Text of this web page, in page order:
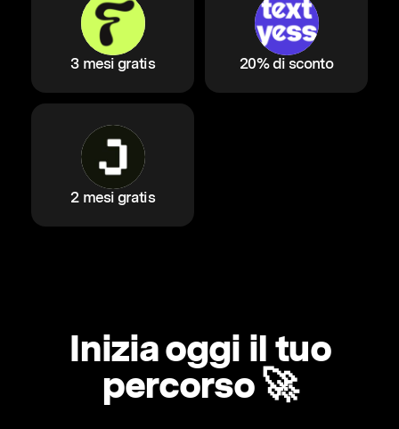
3 mesi gratis 20% di sconto
2 mesi gratis
Inizia oggi il tuo
percorso 🚀